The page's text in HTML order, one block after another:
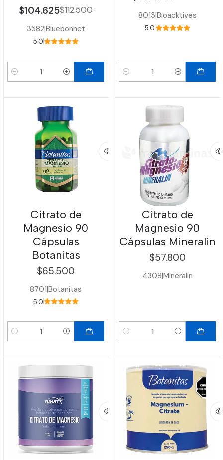
$104.625$112.500
3582|Bluebonnet
5.0
Cantidad
8013|Bioacktives
5.0
Cantidad
Citrato de
Magnesio 90
Cápsulas
Botanitas
$65.500
8701|Botanitas
5.0
Cantidad
Citrato de
Magnesio 90
Cápsulas Mineralin
$57.800
4308|Mineralin
Cantidad